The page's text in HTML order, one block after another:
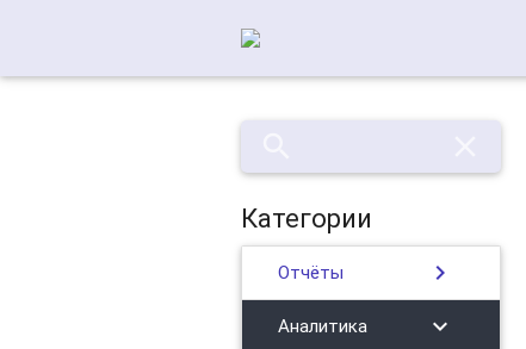
Категории
Отчёты chevron_right
Аналитика chevron_right